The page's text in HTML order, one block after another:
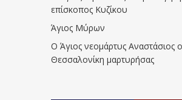
επίσκοπος Κυζίκου
Άγιος Μύρων
Ο Άγιος νεομάρτυς Αναστάσιος
Θεσσαλονίκη μαρτυρήσας